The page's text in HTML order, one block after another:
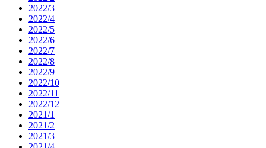
2022/3
2022/4
2022/5
2022/6
2022/7
2022/8
2022/9
2022/10
2022/11
2022/12
2021/1
2021/2
2021/3